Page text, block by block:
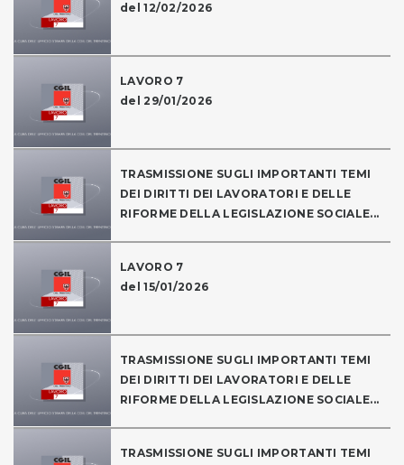
del 12/02/2026
LAVORO 7
del 29/01/2026
TRASMISSIONE SUGLI IMPORTANTI TEMI
DEI DIRITTI DEI LAVORATORI E DELLE
RIFORME DELLA LEGISLAZIONE SOCIALE...
LAVORO 7
del 15/01/2026
TRASMISSIONE SUGLI IMPORTANTI TEMI
DEI DIRITTI DEI LAVORATORI E DELLE
RIFORME DELLA LEGISLAZIONE SOCIALE...
TRASMISSIONE SUGLI IMPORTANTI TEMI